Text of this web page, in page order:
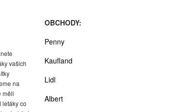
vašich
na
měli
letáky co
OBCHODY:
Penny
Kaufland
Lidl
Albert